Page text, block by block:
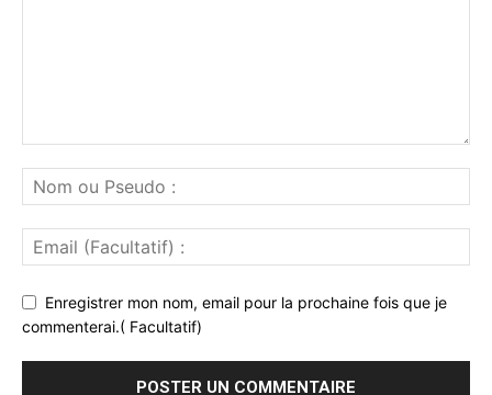
Enregistrer mon nom, email pour la prochaine fois que je
commenterai.( Facultatif)